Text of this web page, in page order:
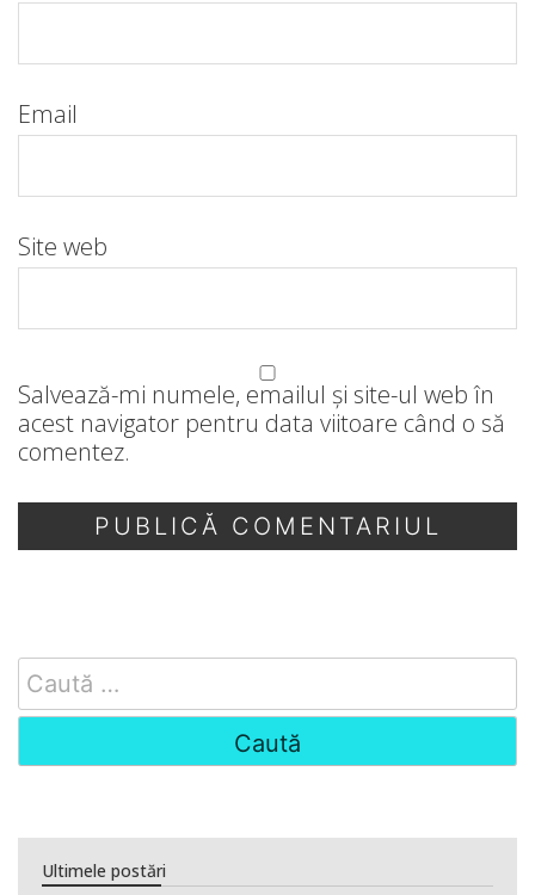
Email
Site web
Salvează-mi numele, emailul și site-ul web în
acest navigator pentru data viitoare când o să
comentez.
Search
for:
Ultimele postări